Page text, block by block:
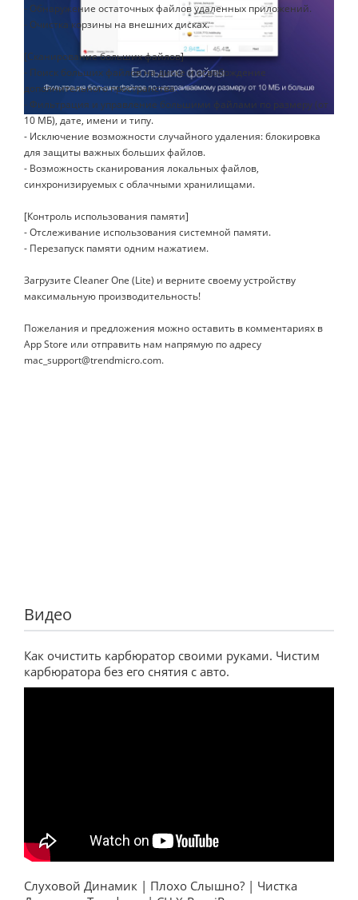
- Обнаружение остаточных файлов удаленных приложений.
- Очистка корзины на внешних дисках.
[Сканирование больших файлов]
- Поиск больших файлов на диске и освобождение
дополнительного пространства.
- Фильтрация и управление большими файлами по размеру (от
10 МБ), дате, имени и типу.
- Исключение возможности случайного удаления: блокировка
для защиты важных больших файлов.
- Возможность сканирования локальных файлов,
синхронизируемых с облачными хранилищами.
[Контроль использования памяти]
- Отслеживание использования системной памяти.
- Перезапуск памяти одним нажатием.
Загрузите Cleaner One (Lite) и верните своему устройству
максимальную производительность!
Пожелания и предложения можно оставить в комментариях в
App Store или отправить нам напрямую по адресу
mac_support@trendmicro.com.
Видео
Как очистить карбюратор своими руками. Чистим
карбюратора без его снятия с авто.
Слуховой Динамик | Плохо Слышно? | Чистка